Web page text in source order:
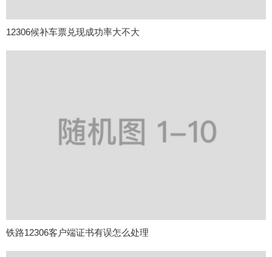
12306候补车票兑现成功率大不大
铁路12306客户端证书有误怎么处理